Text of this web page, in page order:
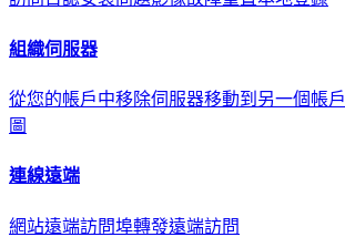
組織伺服器
從您的帳戶中移除伺服器移動到另一個帳戶
圖
連線遠端
網站遠端訪問埠轉發遠端訪問